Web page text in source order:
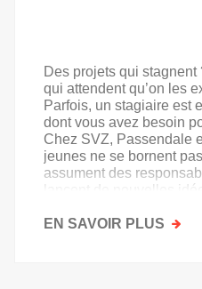
Des projets qui stagnent
qui attendent qu’on les
Parfois, un stagiaire est
dont vous avez besoin
Chez SVZ, Passendale
jeunes ne se bornent
assument des
lancent de nouvelles
EN SAVOIR PLUS SUR